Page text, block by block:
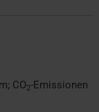
; CO2-Emissionen